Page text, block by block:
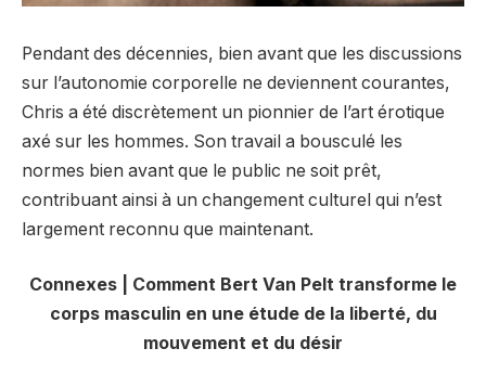
Pendant des décennies, bien avant que les discussions
sur l’autonomie corporelle ne deviennent courantes,
Chris a été discrètement un pionnier de l’art érotique
axé sur les hommes. Son travail a bousculé les
normes bien avant que le public ne soit prêt,
contribuant ainsi à un changement culturel qui n’est
largement reconnu que maintenant.
Connexes | Comment Bert Van Pelt transforme le
corps masculin en une étude de la liberté, du
mouvement et du désir